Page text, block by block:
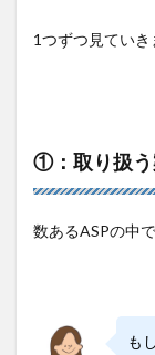
1つずつ見ていき
①：取り扱う
数あるASPの中
も